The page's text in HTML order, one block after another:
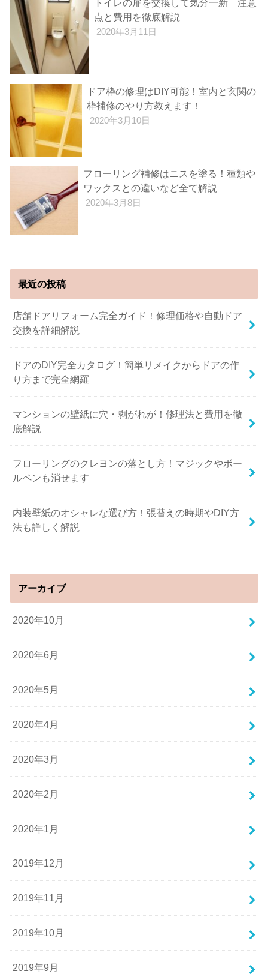
トイレの扉を交換して気分一新 注意
点と費用を徹底解説
2020年3月11日
ドア枠の修理はDIY可能！室内と玄関の
枠補修のやり方教えます！
2020年3月10日
フローリング補修はニスを塗る！種類や
ワックスとの違いなど全て解説
2020年3月8日
最近の投稿
店舗ドアリフォーム完全ガイド！修理価格や自動ドア
交換を詳細解説
ドアのDIY完全カタログ！簡単リメイクからドアの作
り方まで完全網羅
マンションの壁紙に穴・剥がれが！修理法と費用を徹
底解説
フローリングのクレヨンの落とし方！マジックやボー
ルペンも消せます
内装壁紙のオシャレな選び方！張替えの時期やDIY方
法も詳しく解説
アーカイブ
2020年10月
2020年6月
2020年5月
2020年4月
2020年3月
2020年2月
2020年1月
2019年12月
2019年11月
2019年10月
2019年9月